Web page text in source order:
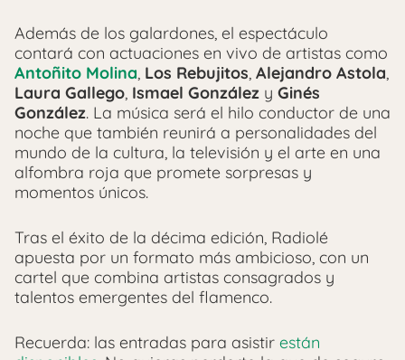
Además de los galardones, el espectáculo
contará con actuaciones en vivo de artistas como
Antoñito Molina, Los Rebujitos, Alejandro Astola,
Laura Gallego, Ismael González y Ginés
González. La música será el hilo conductor de una
noche que también reunirá a personalidades del
mundo de la cultura, la televisión y el arte en una
alfombra roja que promete sorpresas y
momentos únicos.
Tras el éxito de la décima edición, Radiolé
apuesta por un formato más ambicioso, con un
cartel que combina artistas consagrados y
talentos emergentes del flamenco.
Recuerda: las entradas para asistir están